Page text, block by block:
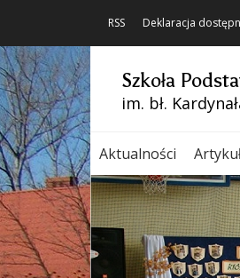
RSS Deklaracja
Szkoła
im. bł.
Aktualności